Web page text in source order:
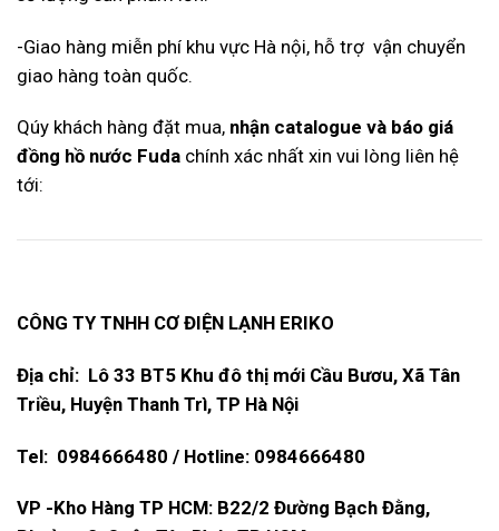
-Giao hàng miễn phí khu vực Hà nội, hỗ trợ vận chuyển
giao hàng toàn quốc.
Qúy khách hàng đặt mua, nhận catalogue và báo giá
đồng hồ nước Fuda chính xác nhất xin vui lòng liên hệ
tới:
CÔNG TY TNHH CƠ ĐIỆN LẠNH ERIKO
Địa chỉ: Lô 33 BT5 Khu đô thị mới Cầu Bươu, Xã Tân
Triều, Huyện Thanh Trì, TP Hà Nội
Tel: 0984666480 / Hotline: 0984666480
VP -Kho Hàng TP HCM: B22/2 Đường Bạch Đằng,